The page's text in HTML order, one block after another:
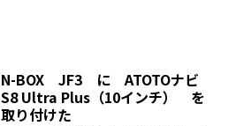
N-BOX JF3 に ATOTOナビ
S8 Ultra Plus（10インチ） を
取り付けた